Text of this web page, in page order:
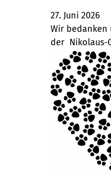
27. Juni 2026
Wir bedanken
der Nikolaus-